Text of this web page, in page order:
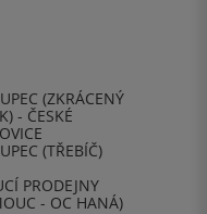
(ZKRÁCENÝ
- ČESKÉ
(TŘEBÍČ)
PRODEJNY
- OC HANÁ)